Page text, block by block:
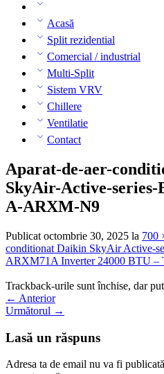
Acasă
Split rezidential
Comercial / industrial
Multi-Split
Sistem VRV
Chillere
Ventilatie
Contact
Aparat-de-aer-
SkyAir-Active-
A-ARXM-N9
Publicat octombrie 30, 2025 la 700
conditionat Daikin SkyAir Active-
ARXM71A Inverter 24000 BTU –
Trackback-urile sunt închise, dar
← Anterior
Următorul →
Lasă un răspuns
Adresa ta de email nu va fi